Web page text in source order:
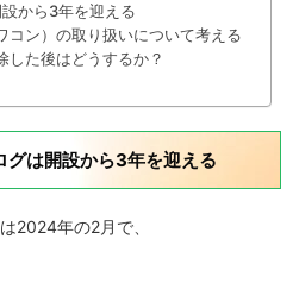
から3年を迎える
コン）の取り扱いについて考える
した後はどうするか？
は開設から3年を迎える
2024年の2月で、